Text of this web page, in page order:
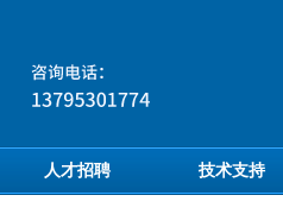
人才招聘 技术支持